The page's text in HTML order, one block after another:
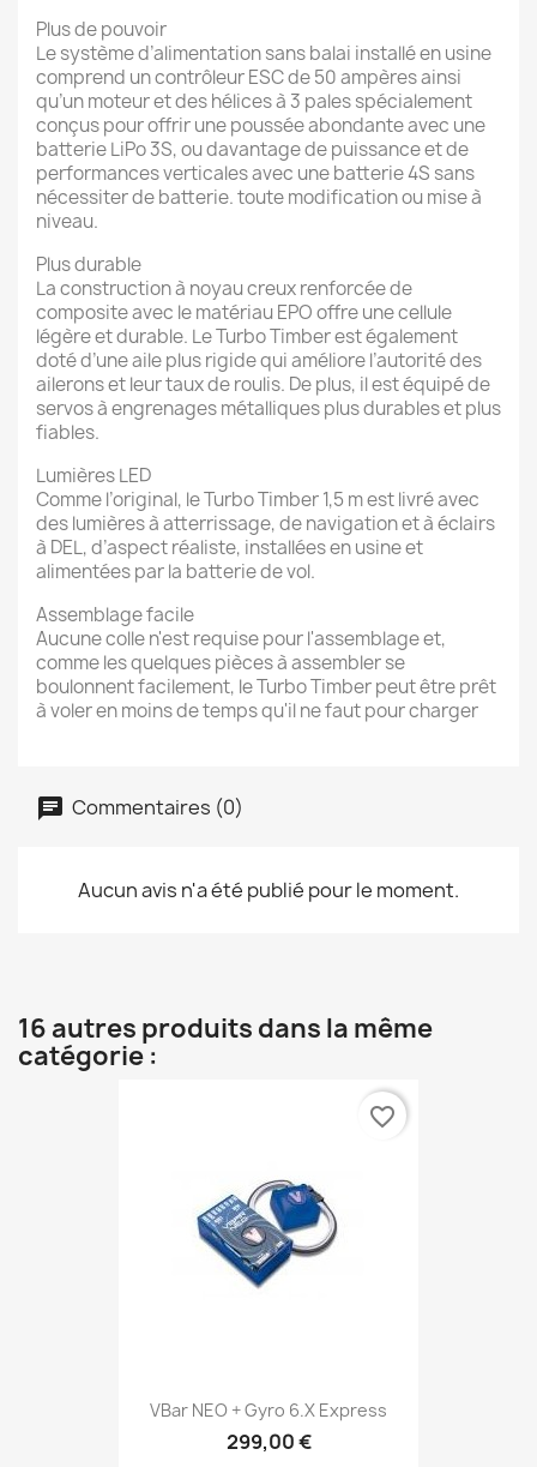
Plus de pouvoir
Le système d’alimentation sans balai installé en usine
comprend un contrôleur ESC de 50 ampères ainsi
qu’un moteur et des hélices à 3 pales spécialement
conçus pour offrir une poussée abondante avec une
batterie LiPo 3S, ou davantage de puissance et de
performances verticales avec une batterie 4S sans
nécessiter de batterie. toute modification ou mise à
niveau.
Plus durable
La construction à noyau creux renforcée de
composite avec le matériau EPO offre une cellule
légère et durable. Le Turbo Timber est également
doté d’une aile plus rigide qui améliore l’autorité des
ailerons et leur taux de roulis. De plus, il est équipé de
servos à engrenages métalliques plus durables et plus
fiables.
Lumières LED
Comme l’original, le Turbo Timber 1,5 m est livré avec
des lumières à atterrissage, de navigation et à éclairs
à DEL, d’aspect réaliste, installées en usine et
alimentées par la batterie de vol.
Assemblage facile
Aucune colle n'est requise pour l'assemblage et,
comme les quelques pièces à assembler se
boulonnent facilement, le Turbo Timber peut être prêt
à voler en moins de temps qu'il ne faut pour charger
Commentaires (0)
Aucun avis n'a été publié pour le moment.
16 autres produits dans la même
catégorie :
VBar NEO + Gyro 6.x Express
299,00 €
favorite_border